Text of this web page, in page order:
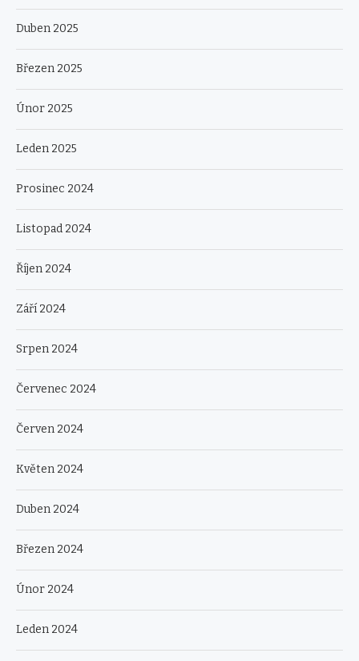
Duben 2025
Březen 2025
Únor 2025
Leden 2025
Prosinec 2024
Listopad 2024
Říjen 2024
Září 2024
Srpen 2024
Červenec 2024
Červen 2024
Květen 2024
Duben 2024
Březen 2024
Únor 2024
Leden 2024